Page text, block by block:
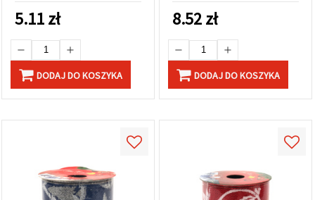
5.11zł
DODAJ DO KOSZYKA
8.52zł
DODAJ DO KOSZYKA